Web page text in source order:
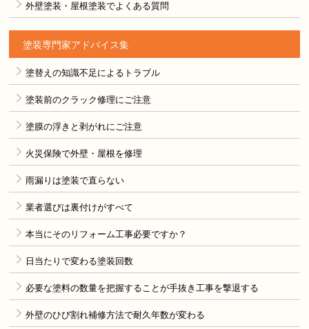
外壁塗装・屋根塗装でよくある質問
塗装専門家アドバイス集
塗替えの知識不足によるトラブル
塗装前のクラック修理にご注意
塗膜の浮きと剥がれにご注意
火災保険で外壁・屋根を修理
雨漏りは塗装で直らない
業者選びは裏付けがすべて
本当にそのリフォーム工事必要ですか？
日当たりで変わる塗装回数
必要な塗料の数量を把握することが手抜き工事を撃退する
外壁のひび割れ補修方法で耐久年数が変わる